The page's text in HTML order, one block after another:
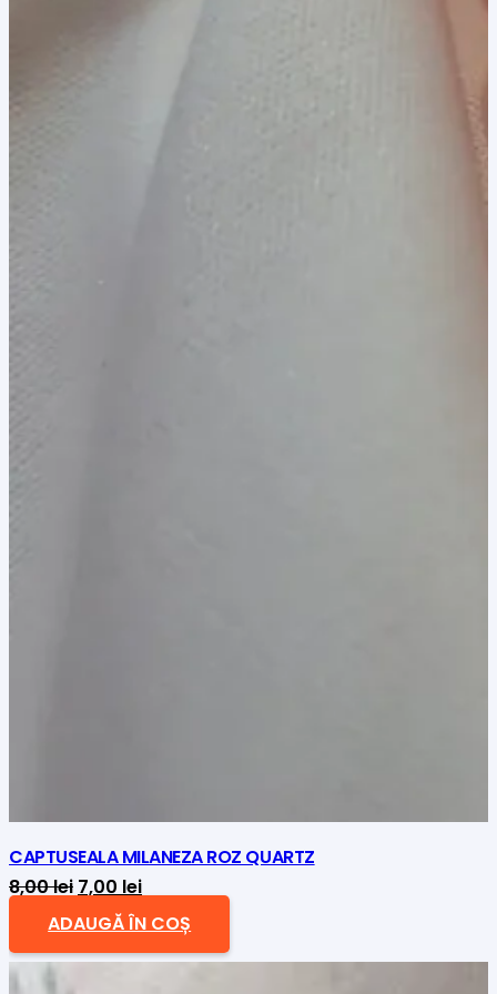
CAPTUSEALA MILANEZA ROZ QUARTZ
8,00lei Prețul
inițial
a
7,00 leiPrețul
curent
este:
ADAUGĂ ÎN COȘ